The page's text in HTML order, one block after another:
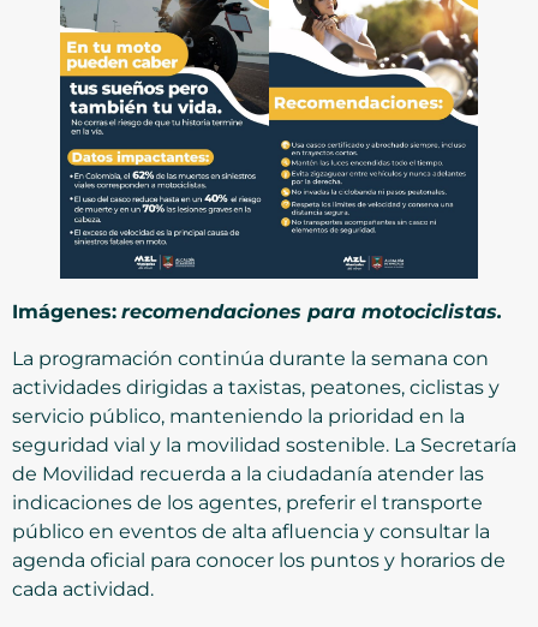
Imágenes: recomendaciones para motociclistas.
La programación continúa durante la semana con
actividades dirigidas a taxistas, peatones, ciclistas y
servicio público, manteniendo la prioridad en la
seguridad vial y la movilidad sostenible. La Secretaría
de Movilidad recuerda a la ciudadanía atender las
indicaciones de los agentes, preferir el transporte
público en eventos de alta afluencia y consultar la
agenda oficial para conocer los puntos y horarios de
cada actividad.